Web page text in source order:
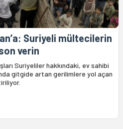
Suriyeli mültecilerin
verin
Suriyeliler hakkındaki, ev sahibi
gitgide artan gerilimlere yol açan